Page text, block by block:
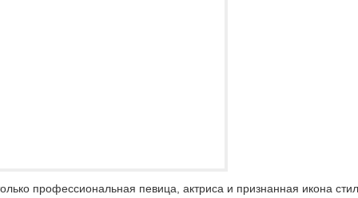
профессиональная певица, актриса и признанная икона